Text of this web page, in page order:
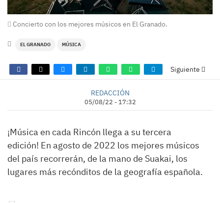
Concierto con los mejores músicos en El Granado.
EL GRANADO MÚSICA
Siguiente
REDACCIÓN
05/08/22 - 17:32
¡Música en cada Rincón llega a su tercera
edición! En agosto de 2022 los mejores músicos
del país recorrerán, de la mano de Suakai, los
lugares más recónditos de la geografía española.